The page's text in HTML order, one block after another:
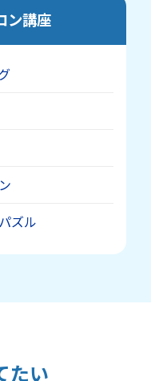
ン講座
ズル
たい